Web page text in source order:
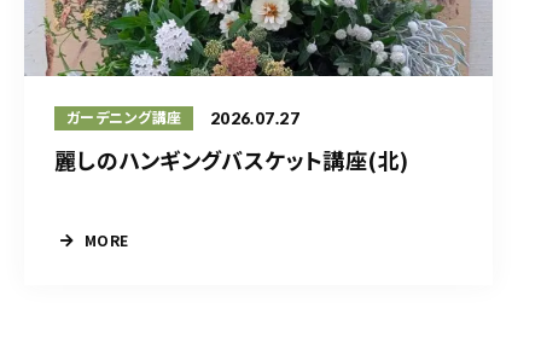
ガーデニング講座 2026.07.27
麗しのハンギングバスケット講座(北)
MORE